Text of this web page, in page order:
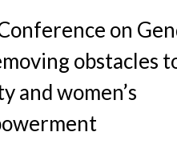
on
obstacles
and women’s